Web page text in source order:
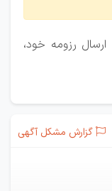
رزومه خود،
گزارش مشکل آگهی